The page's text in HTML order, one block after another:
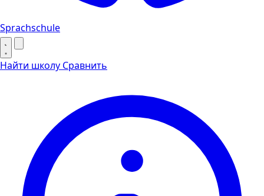
Sprachschule
Найти школу Сравнить